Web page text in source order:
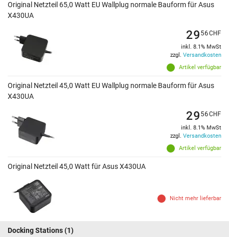
Original Netzteil 65,0 Watt EU Wallplug normale Bauform für Asus
X430UA
Artikel verfügbar
2956CHF
inkl. 8.1% MwSt
zzgl. Versandkosten
Original Netzteil 45,0 Watt EU Wallplug normale Bauform für Asus
X430UA
Artikel verfügbar
2956CHF
inkl. 8.1% MwSt
zzgl. Versandkosten
Original Netzteil 45,0 Watt für Asus X430UA
Nicht mehr lieferbar
Docking Stations(1)